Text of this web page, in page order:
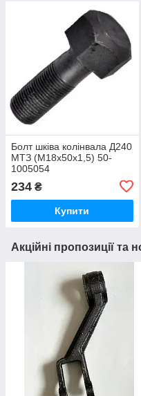
Болт шківа колінвала Д240
МТЗ (М18х50х1,5) 50-
1005054
234 ₴
Купити
Акційні пропозиції та